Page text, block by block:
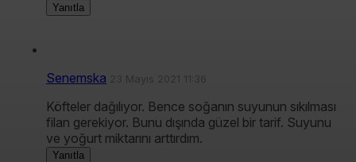
Yanıtla
Senemska 23 Mayıs 2021 11:36
Köfteler dağılıyor. Bence soğanın suyunun sıkılması
filan gerekiyor. Bunu dışında güzel bir tarif. Suyunu
ve yoğurt miktarını arttırdım.
Yanıtla